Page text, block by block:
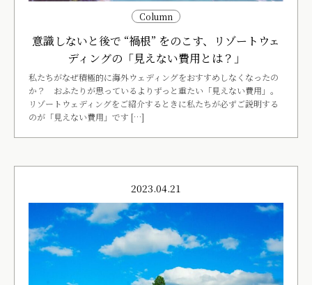
Column
意識しないと後で “禍根” をのこす、リゾートウェ
ディングの「見えない費用とは？」
私たちがなぜ積極的に海外ウェディングをおすすめしなくなったの
か？ おふたりが思っているよりずっと重たい「見えない費用」。
リゾートウェディングをご紹介するときに私たちが必ずご説明する
のが「見えない費用」です […]
2023.04.21